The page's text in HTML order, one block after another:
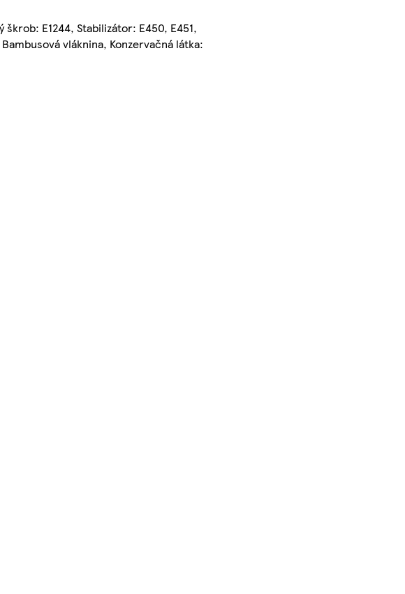
E1244, Stabilizátor: E450, E451,
vláknina, Konzervačná látka: